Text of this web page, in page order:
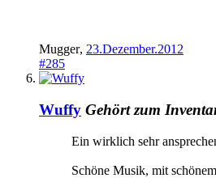
Mugger, 23.Dezember.2012
#285
Wuffy Gehört zum
Ein wirklich sehr
Schöne Musik, mit